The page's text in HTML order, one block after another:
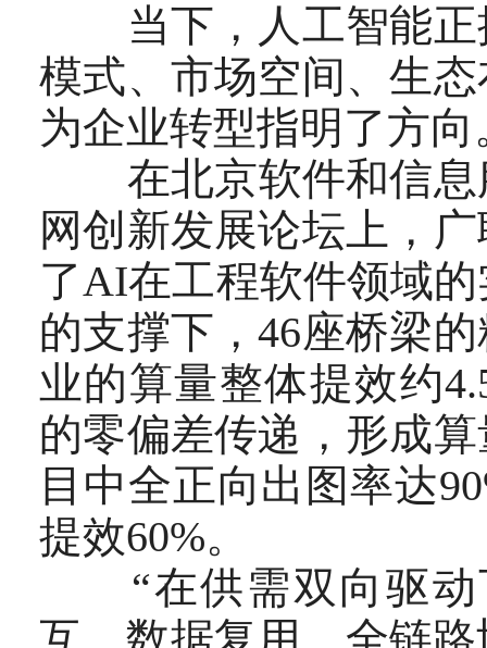
当下，人工智能正
模式、市场空间、生
为企业转型指明了方向
在北京软件和信息
网创新发展论坛上，
了AI在工程软件领域
的支撑下，46座桥梁
业的算量整体提效约
的零偏差传递，形成
目中全正向出图率达
提效60%。
“在供需双向驱动